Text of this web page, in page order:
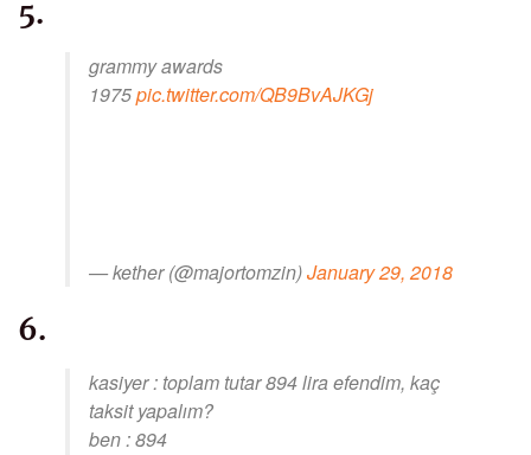
5.
grammy awards
1975pic.twitter.com/QB9BvAJKGj
— kether (@majortomzin)January 29, 2018
6.
kasiyer : toplam tutar 894 lira efendim, kaç
taksit yapalım?
ben : 894